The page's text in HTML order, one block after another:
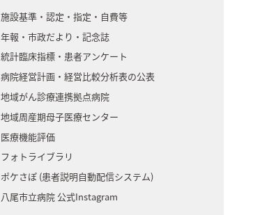
施設基準・認定・指定・自費等
年報・市政だより・記念誌
統計臨床指標・患者アンケート
病院経営計画・経営比較分析表の公表
地域がん診療連携拠点病院
地域周産期母子医療センター
医療機能評価
フォトライブラリ
ポケさぽ (患者説明自動配信システム)
八尾市立病院 公式Instagram